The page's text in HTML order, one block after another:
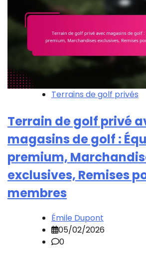
Terrains de golf privés
Terrain de golf privé
magasins de golf :
premium,
exclusives, Remises
membres
Émile Dupont
05/02/2026
0